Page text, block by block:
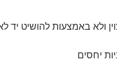
ולא באמצעות להושיט יד
יחסים